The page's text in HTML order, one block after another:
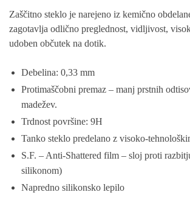
Zaščitno steklo je narejeno iz kemično
zagotavlja odlično preglednost, vidljivost,
udoben občutek na dotik.
Debelina: 0,33 mm
Protimaščobni premaz – manj prstnih
madežev.
Trdnost površine: 9H
Tanko steklo predelano z visoko-
S.F. – Anti-Shattered film – sloj proti
silikonom)
Napredno silikonsko lepilo